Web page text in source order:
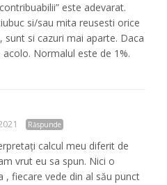
este adevarat.
si/sau mita reusesti orice
sunt si cazuri mai aparte. Daca
acolo. Normalul este de 1%.
Răspunde
calcul meu diferit de
vrut eu sa spun. Nici o
, fiecare vede din al său punct